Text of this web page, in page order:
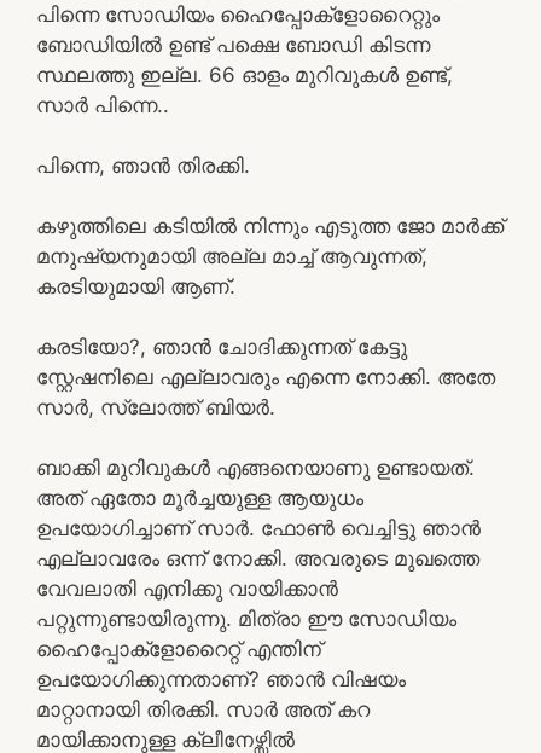
പിന്നെ സോഡിയം ഹൈപ്പോക്ളോറൈറ്റും
ബോഡിയിൽ ഉണ്ട് പക്ഷെ ബോഡി കിടന്ന
സ്ഥലത്തു ഇല്ല. 66 ഓളം മുറിവുകൾ ഉണ്ട്,
സാർ പിന്നെ..
പിന്നെ, ഞാൻ തിരക്കി.
കഴുത്തിലെ കടിയിൽ നിന്നും എടുത്ത ജോ മാർക്ക്‌
മനുഷ്യനുമായി അല്ല മാച്ച് ആവുന്നത്,
കരടിയുമായി ആണ്.
കരടിയോ?, ഞാൻ ചോദിക്കുന്നത് കേട്ടു
സ്റ്റേഷനിലെ എല്ലാവരും എന്നെ നോക്കി. അതേ
സാർ, സ്ലോത്ത് ബിയർ.
ബാക്കി മുറിവുകൾ എങ്ങനെയാണു ഉണ്ടായത്.
അത് ഏതോ മൂർച്ചയുള്ള ആയുധം
ഉപയോഗിച്ചാണ് സാർ. ഫോൺ വെച്ചിട്ടു ഞാൻ
എല്ലാവരേം ഒന്ന് നോക്കി. അവരുടെ മുഖത്തെ
വേവലാതി എനിക്കു വായിക്കാൻ
പറ്റുന്നുണ്ടായിരുന്നു. മിത്രാ ഈ സോഡിയം
ഹൈപ്പോക്ളോറൈറ്റ് എന്തിന്
ഉപയോഗിക്കുന്നതാണ്? ഞാൻ വിഷയം
മാറ്റാനായി തിരക്കി. സാർ അത് കറ
മായിക്കാനുള്ള ക്ലീനേഴ്സിൽ